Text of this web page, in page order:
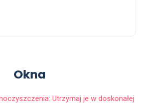
Okna
Utrzymaj je w doskonałej